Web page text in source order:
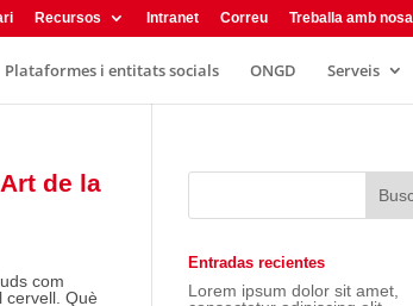
Recursos Intranet Correu Treballa amb
Plataformes i entitats socials ONGD Serveis
de la
com
cervell. Què
Entradas recientes
Lorem ipsum dolor sit amet,